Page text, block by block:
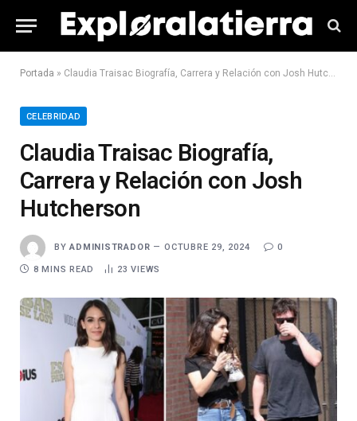
Portada » Claudia Traisac Biografía, Carrera y Relación con Josh Hutcherson
CELEBRIDAD
Claudia Traisac Biografía,
Carrera y Relación con Josh
Hutcherson
BY ADMINISTRADOR OCTUBRE 29, 2024 0
8 MINS READ 23VIEWS